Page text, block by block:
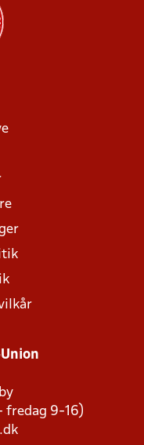
fredag 9-16)